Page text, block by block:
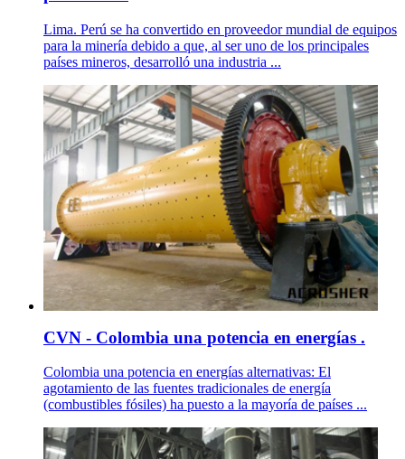
Lima. Perú se ha convertido en proveedor mundial de equipos
para la minería debido a que, al ser uno de los principales
países mineros, desarrolló una industria ...
CVN - Colombia una potencia en energías .
Colombia una potencia en energías alternativas: El
agotamiento de las fuentes tradicionales de energía
(combustibles fósiles) ha puesto a la mayoría de países ...